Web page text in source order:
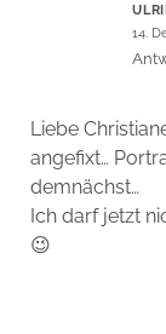
14.
Liebe
angefixt…
demnächst…
Ich darf jetzt
😉